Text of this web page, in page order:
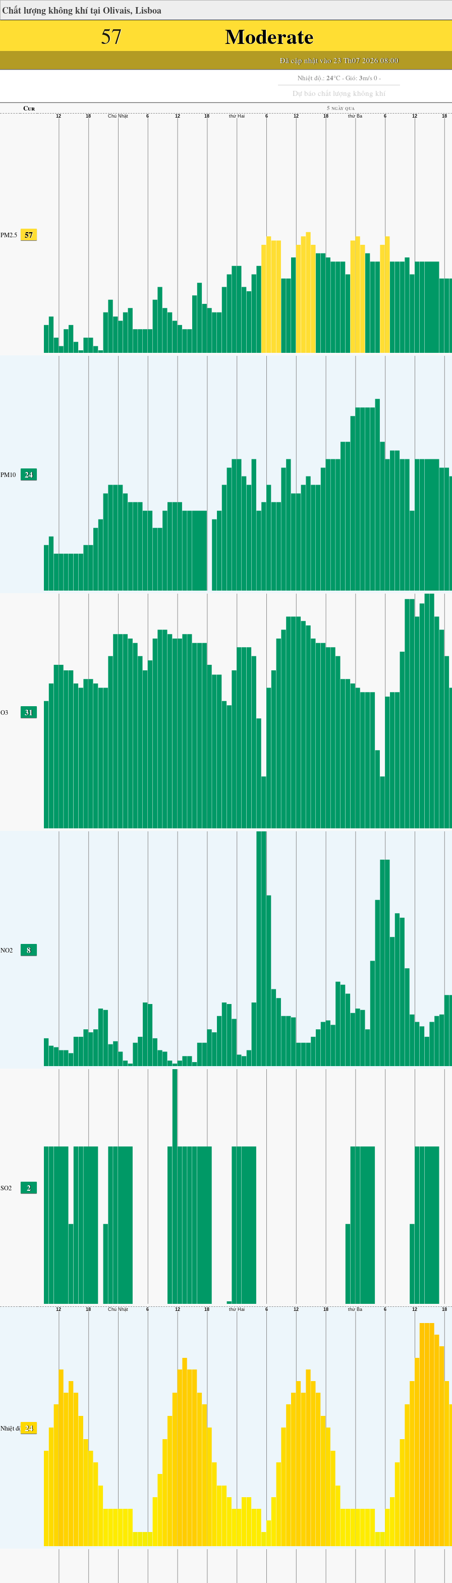
Chất lượng không khí tại Olivais, Lisboa
57 Moderate
Đã cập nhật vào 23 Th07 2026 08:00
Nhiệt độ.: 24°C - Gió: 3m/s 0 -
Dự báo chất lượng không khí
Cur 5 ngày qua
PM2.5 57
PM10 24
O3 31
NO2 8
SO2 2
Nhiệt độ. 24